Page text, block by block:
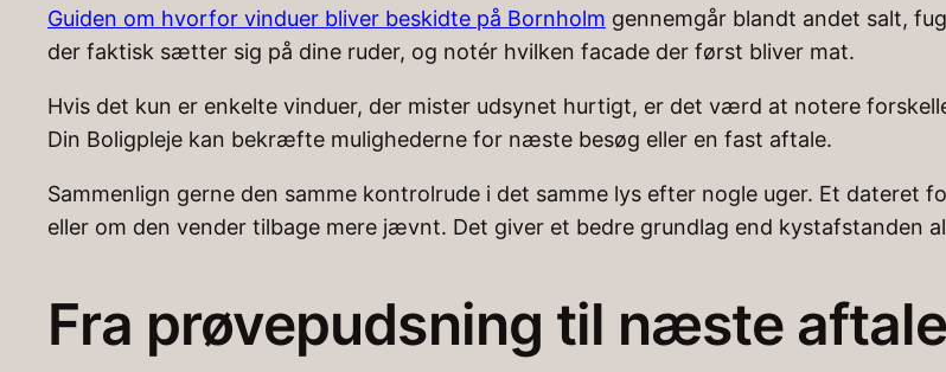
Guiden om hvorfor vinduer bliver beskidte på Bornholm gennemgår blandt andet salt,
der faktisk sætter sig på dine ruder, og notér hvilken facade der først bliver mat.
Hvis det kun er enkelte vinduer, der mister udsynet hurtigt, er det værd at notere
Din Boligpleje kan bekræfte mulighederne for næste besøg eller en fast aftale.
Sammenlign gerne den samme kontrolrude i det samme lys efter nogle uger. Et
eller om den vender tilbage mere jævnt. Det giver et bedre grundlag end kystafstanden
Fra prøvepudsning til næste aftale